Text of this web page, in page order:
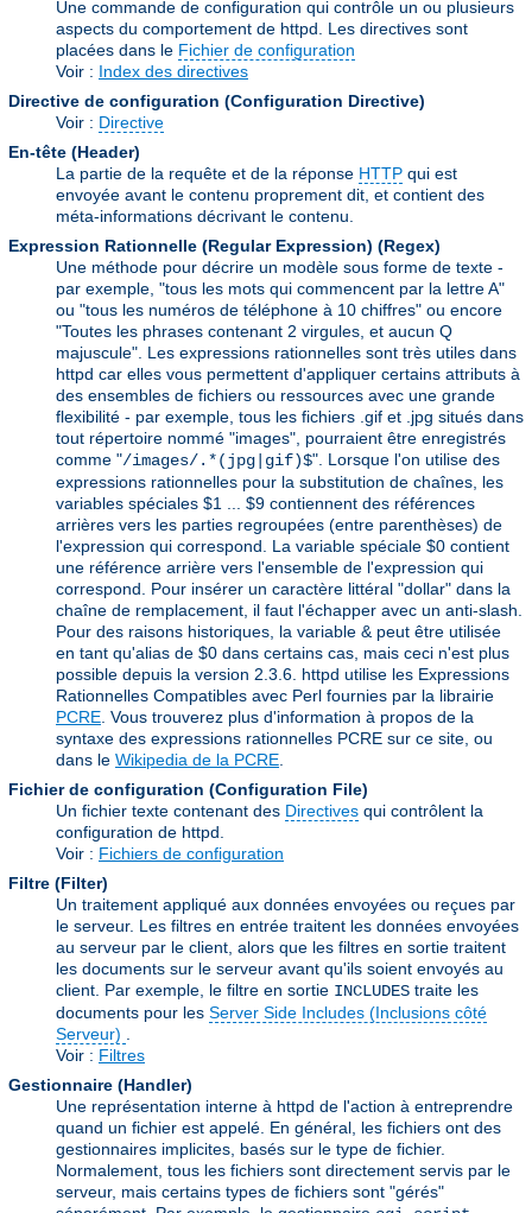
Une commande de configuration qui contrôle un ou plusieurs
aspects du comportement de httpd. Les directives sont
placées dans le Fichier de configuration
Voir : Index des directives
Directive de configuration (Configuration Directive)
Voir : Directive
En-tête (Header)
La partie de la requête et de la réponse HTTP qui est
envoyée avant le contenu proprement dit, et contient des
méta-informations décrivant le contenu.
Expression Rationnelle (Regular Expression) (Regex)
Une méthode pour décrire un modèle sous forme de texte -
par exemple, "tous les mots qui commencent par la lettre A"
ou "tous les numéros de téléphone à 10 chiffres" ou encore
"Toutes les phrases contenant 2 virgules, et aucun Q
majuscule". Les expressions rationnelles sont très utiles dans
httpd car elles vous permettent d'appliquer certains attributs à
des ensembles de fichiers ou ressources avec une grande
flexibilité - par exemple, tous les fichiers .gif et .jpg situés dans
tout répertoire nommé "images", pourraient être enregistrés
comme "/images/.*(jpg|gif)$". Lorsque l'on utilise des
expressions rationnelles pour la substitution de chaînes, les
variables spéciales $1 ... $9 contiennent des références
arrières vers les parties regroupées (entre parenthèses) de
l'expression qui correspond. La variable spéciale $0 contient
une référence arrière vers l'ensemble de l'expression qui
correspond. Pour insérer un caractère littéral "dollar" dans la
chaîne de remplacement, il faut l'échapper avec un anti-slash.
Pour des raisons historiques, la variable & peut être utilisée
en tant qu'alias de $0 dans certains cas, mais ceci n'est plus
possible depuis la version 2.3.6. httpd utilise les Expressions
Rationnelles Compatibles avec Perl fournies par la librairie
PCRE . Vous trouverez plus d'information à propos de la
syntaxe des expressions rationnelles PCRE sur ce site, ou
dans le Wikipedia de la PCRE
Fichier de configuration (Configuration File)
Un fichier texte contenant des Directives qui contrôlent la
configuration de httpd.
Voir : Fichiers de configuration
Filtre (Filter)
Un traitement appliqué aux données envoyées ou reçues par
le serveur. Les filtres en entrée traitent les données envoyées
au serveur par le client, alors que les filtres en sortie traitent
les documents sur le serveur avant qu'ils soient envoyés au
client. Par exemple, le filtre en sortie INCLUDES traite les
documents pour les Server Side Includes (Inclusions côté
Serveur)
Voir : Filtres
Gestionnaire (Handler)
Une représentation interne à httpd de l'action à entreprendre
quand un fichier est appelé. En général, les fichiers ont des
gestionnaires implicites, basés sur le type de fichier.
Normalement, tous les fichiers sont directement servis par le
serveur, mais certains types de fichiers sont "gérés"